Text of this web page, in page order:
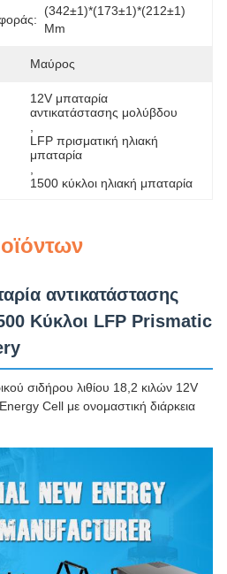
(342±1)*(173±1)*(212±1)
Mm
Μαύρος
12V μπαταρία
αντικατάστασης μολύβδου
LFP πρισματική ηλιακή
μπαταρία
1500 κύκλοι ηλιακή μπαταρία
αντικατάστασης
Κύκλοι LFP Prismatic
σιδήρου λιθίου 18,2 κιλών 12V
Cell με ονομαστική διάρκεια